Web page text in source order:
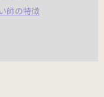
師の特徴